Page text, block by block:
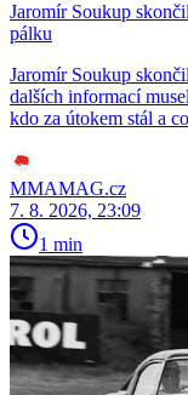
Jaromír Soukup
pálku
Jaromír Soukup
dalších informací
kdo za útokem stál a
MMAMAG.cz
7. 8. 2026, 23:09
1 min